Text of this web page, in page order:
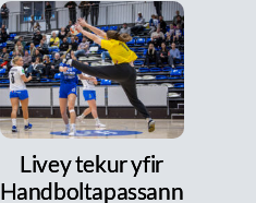
Livey tekur yfir
Handboltapassann